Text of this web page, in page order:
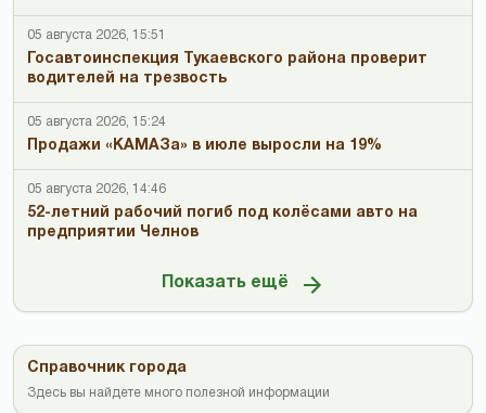
05 августа 2026, 15:51
Госавтоинспекция Тукаевского района проверит
водителей на трезвость
05 августа 2026, 15:24
Продажи «КАМАЗа» в июле выросли на 19%
05 августа 2026, 14:46
52-летний рабочий погиб под колёсами авто на
предприятии Челнов
Показать ещё
Справочник города
Здесь вы найдете много полезной информации